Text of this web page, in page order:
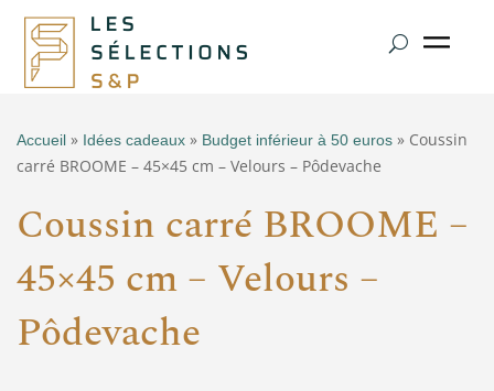
Accueil » Idées cadeaux » Budget inférieur à 50 euros » Coussin
carré BROOME – 45×45 cm – Velours – Pôdevache
Coussin carré BROOME –
45×45 cm – Velours –
Pôdevache